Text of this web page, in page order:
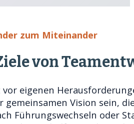
zum Miteinander
von
vor eigenen
gemeinsamen Vision sein,
Führungswechseln oder